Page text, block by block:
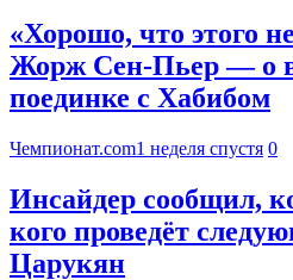
«Хорошо, что этого
Жорж Сен-Пьер — о
поединке с Хабибом
Чемпионат.com1 неделя спустя 0
Инсайдер сообщил,
кого проведёт
Царукян